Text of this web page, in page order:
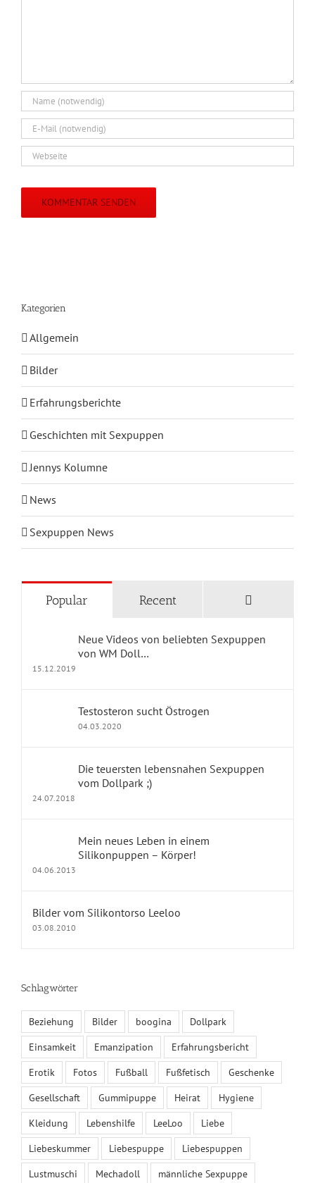
Kategorien
Allgemein
Bilder
Erfahrungsberichte
Geschichten mit Sexpuppen
Jennys Kolumne
News
Sexpuppen News
Popular Recent
Neue Videos von beliebten Sexpuppen
von WM Doll…
15.12.2019
Testosteron sucht Östrogen
04.03.2020
Die teuersten lebensnahen Sexpuppen
vom Dollpark ;)
24.07.2018
Mein neues Leben in einem
Silikonpuppen – Körper!
04.06.2013
Bilder vom Silikontorso Leeloo
03.08.2010
Schlagwörter
Beziehung Bilder boogina
Dollpark
Einsamkeit
Emanzipation
Erfahrungsbericht
Erotik
Fotos Fußball Fußfetisch
Geschenke
Gesellschaft
Gummipuppe Heirat
Hygiene
Kleidung
Lebenshilfe LeeLoo
Liebe
Liebeskummer
Liebespuppe
Liebespuppen
Lustmuschi
Mechadoll männliche Sexpuppe
KATEGORIEN
Geschichten mit Sexpuppen
Erfahrungsberichte
Impressum
Kontakt
Datenschutz
KALENDER
August 2026
M D M D F S
2
3
4 5 6 7 8
9
10
11 12 13 14 15
16
17
18 19 21 22
24
25 26 27 28 29
31